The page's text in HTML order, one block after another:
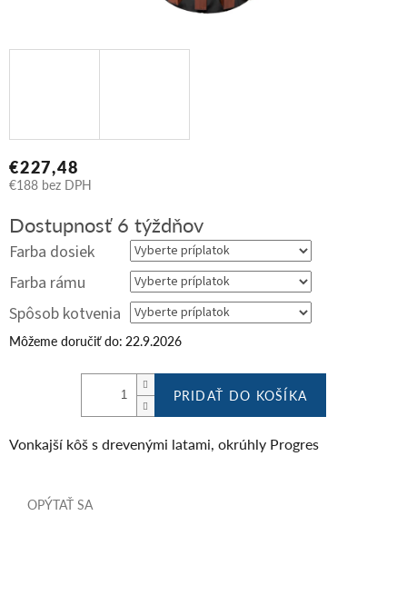
€227,48
€188 bez DPH
cena:
Dostupnosť 6 týždňov
Farba dosiek
Farba rámu
Spôsob kotvenia
Môžeme doručiť do: 22.9.2026
PRIDAŤ DO KOŠÍKA
Vonkajší kôš s drevenými latami, okrúhly Progres
OPÝTAŤ SA